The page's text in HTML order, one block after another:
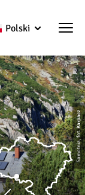
Polski
Samotnia, fot. Karpacz